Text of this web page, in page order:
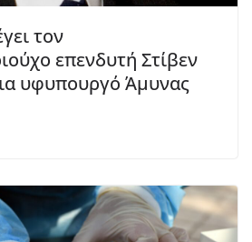
τον
επενδυτή Στίβεν
υφυπουργό Άμυνας